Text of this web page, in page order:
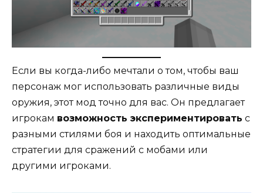
Если вы когда-либо мечтали о том, чтобы ваш
персонаж мог использовать различные виды
оружия, этот мод точно для вас. Он предлагает
игрокам возможность экспериментировать с
разными стилями боя и находить оптимальные
стратегии для сражений с мобами или
другими игроками.